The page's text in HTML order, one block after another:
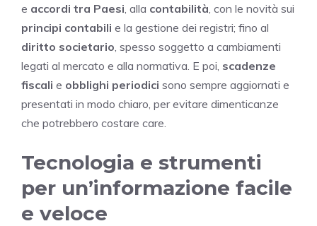
e accordi tra Paesi , alla contabilità , con le novità sui
principi contabili e la gestione dei registri; fino al
diritto societario , spesso soggetto a cambiamenti
legati al mercato e alla normativa. E poi, scadenze
fiscali e obblighi periodici sono sempre aggiornati e
presentati in modo chiaro, per evitare dimenticanze
che potrebbero costare care.
Tecnologia e strumenti
per un’informazione facile
e veloce